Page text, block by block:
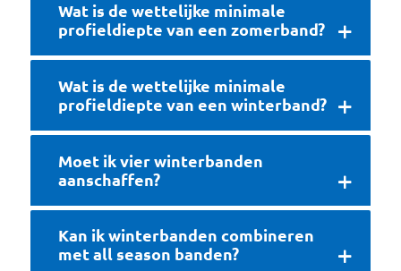
Wat is de wettelijke minimale
profieldiepte van een zomerband?
Wat is de wettelijke minimale
profieldiepte van een winterband?
Moet ik vier winterbanden
aanschaffen?
Kan ik winterbanden combineren
met all season banden?